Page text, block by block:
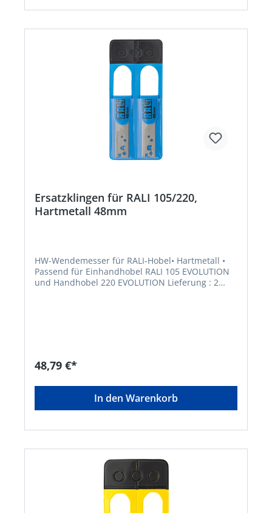
Ersatzklingen für RALI 105/220,
Hartmetall 48mm
HW-Wendemesser für RALI-Hobel• Hartmetall •
Passend für Einhandhobel RALI 105 EVOLUTION
und Handhobel 220 EVOLUTION Lieferung : 2
48,79 €*
In den Warenkorb